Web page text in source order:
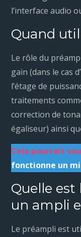
l’interface audio
Quand
Le rôle du
gain (dans le cas
l’étage de
traitements
correction de
égaliseur) ainsi
Cela pourrait
fonctionne un
Quelle
un ampli
Le préampli est